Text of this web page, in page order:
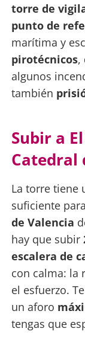
torre de
punto de
marítima y
pirotécnicos,
algunos
también
Subir a
Catedral
La torre tiene
suficiente
de Valencia
hay que subir
escalera de
con calma: la
el esfuerzo.
un aforo
tengas que